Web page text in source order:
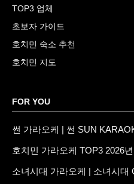
TOP3 업체
초보자 가이드
호치민 숙소 추천
호치민 지도
FOR YOU
썬 가라오케 | 썬 SUN
호치민 가라오케 TOP3 2026
소녀시대 가라오케 | 소녀시대